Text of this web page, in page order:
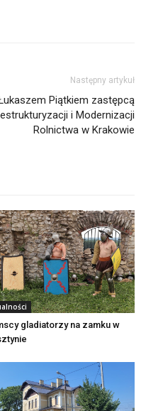
Następny artykuł
Piątkiem zastępcą
i Modernizacji
Rolnictwa w Krakowie
gladiatorzy na zamku w